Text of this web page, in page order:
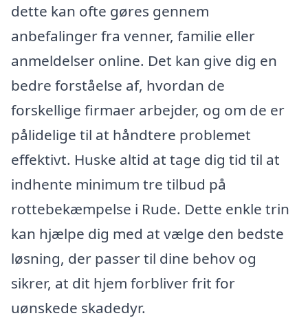
dette kan ofte gøres gennem
anbefalinger fra venner, familie eller
anmeldelser online. Det kan give dig en
bedre forståelse af, hvordan de
forskellige firmaer arbejder, og om de er
pålidelige til at håndtere problemet
effektivt. Huske altid at tage dig tid til at
indhente minimum tre tilbud på
rottebekæmpelse i Rude. Dette enkle trin
kan hjælpe dig med at vælge den bedste
løsning, der passer til dine behov og
sikrer, at dit hjem forbliver frit for
uønskede skadedyr.